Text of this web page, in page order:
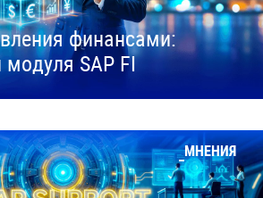
финансами:
SAP FI
МНЕНИЯ